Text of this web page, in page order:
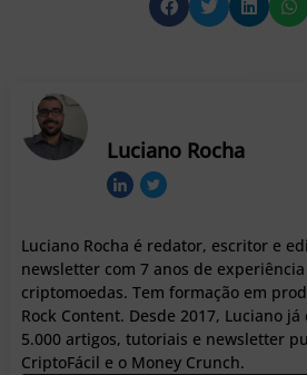
Luciano Rocha
Luciano Rocha é redator, escritor e
newsletter com 7 anos de
criptomoedas. Tem formação em
Rock Content. Desde 2017, Luciano
5.000 artigos, tutoriais e newsletter
CriptoFácil e o Money Crunch.